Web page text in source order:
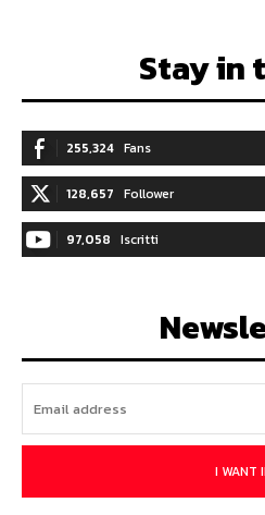
Stay in
255,324 Fans
128,657 Follower
97,058 Iscritti
I WANT